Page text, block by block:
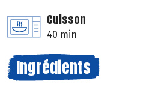
Cuisson
40 min
Ingrédients